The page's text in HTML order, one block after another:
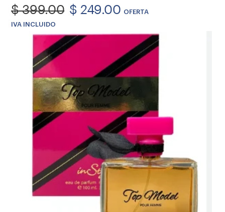
habitual
$ 399.00 de
$ 249.00 OFERTA
IVA INCLUIDO